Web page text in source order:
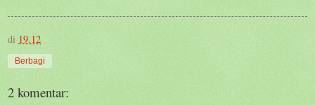
di 19.12
Berbagi
2 komentar: